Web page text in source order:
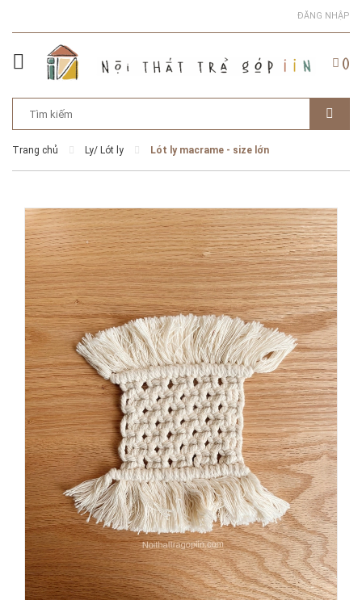
ĐĂNG NHẬP
()
Trang chủ Ly/ Lót ly Lót ly macrame - size lớn